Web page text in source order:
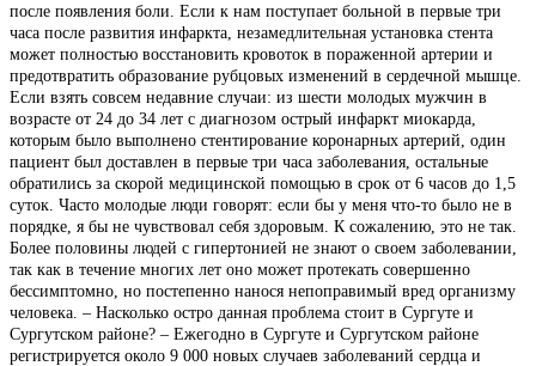
после появления боли. Если к нам поступает больной в первые три
часа после развития инфаркта, незамедлительная установка стента
может полностью восстановить кровоток в пораженной артерии и
предотвратить образование рубцовых изменений в сердечной мышце.
Если взять совсем недавние случаи: из шести молодых мужчин в
возрасте от 24 до 34 лет с диагнозом острый инфаркт миокарда,
которым было выполнено стентирование коронарных артерий, один
пациент был доставлен в первые три часа заболевания, остальные
обратились за скорой медицинской помощью в срок от 6 часов до 1,5
суток. Часто молодые люди говорят: если бы у меня что-то было не в
порядке, я бы не чувствовал себя здоровым. К сожалению, это не так.
Более половины людей с гипертонией не знают о своем заболевании,
так как в течение многих лет оно может протекать совершенно
бессимптомно, но постепенно нанося непоправимый вред организму
человека. – Насколько остро данная проблема стоит в Сургуте и
Сургутском районе? – Ежегодно в Сургуте и Сургутском районе
регистрируется около 9 000 новых случаев заболеваний сердца и